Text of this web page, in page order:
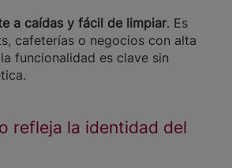
a caídas y fácil de limpiar. Es
cafeterías o negocios con alta
funcionalidad es clave sin
refleja la identidad del